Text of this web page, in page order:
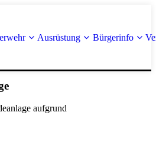
Ausrüstung Bürgerinfo
aufgrund